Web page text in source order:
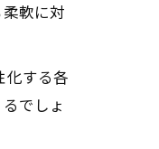
軟に対
化する各
でしょ